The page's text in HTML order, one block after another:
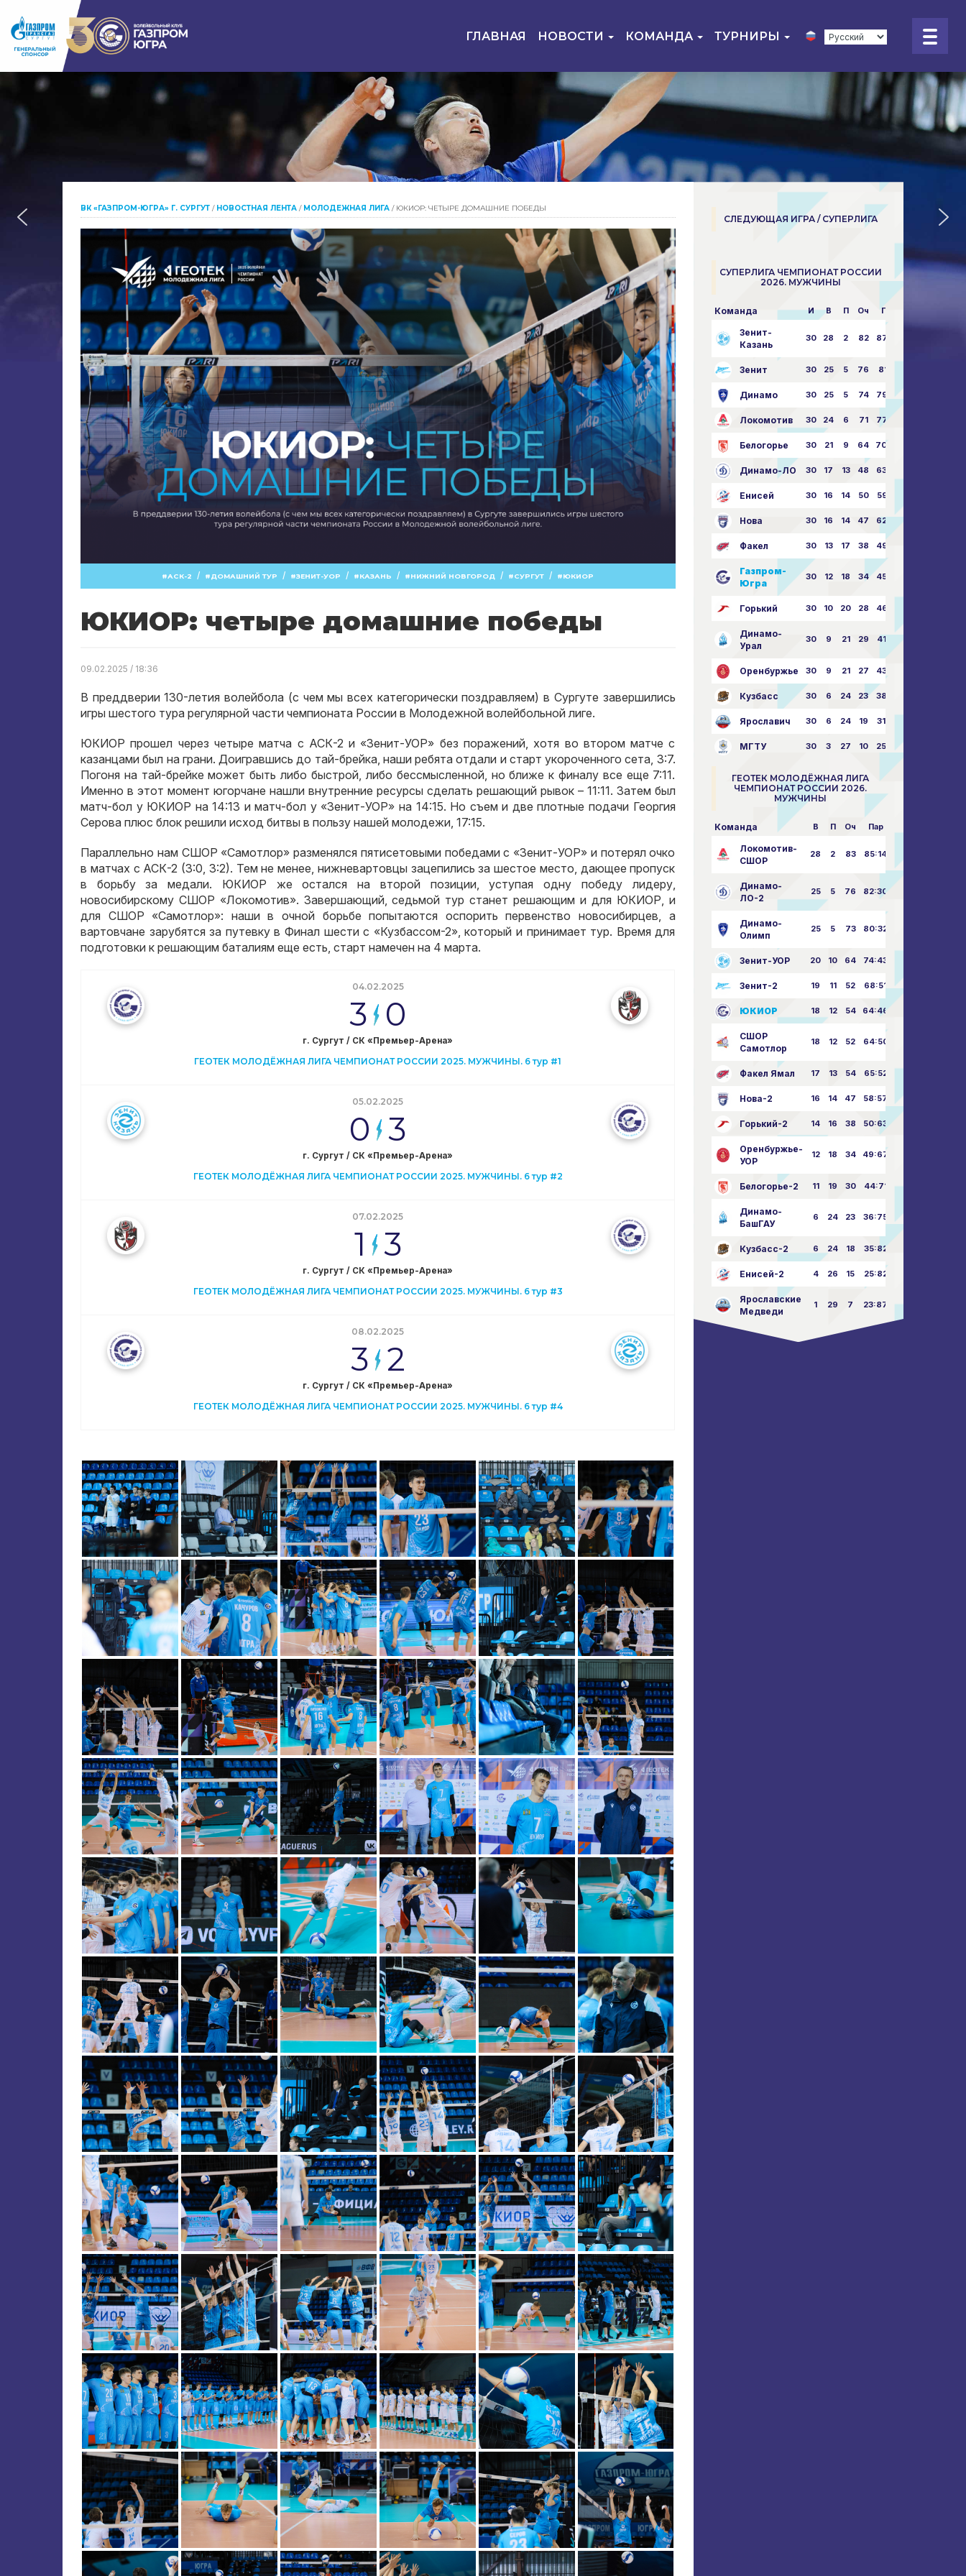
ГЛАВНАЯ НОВОСТИ КОМАНДА ТУРНИРЫ
ВК «ГАЗПРОМ-ЮГРА» Г. СУРГУТ / НОВОСТНАЯ ЛЕНТА / МОЛОДЕЖНАЯ ЛИГА / ЮКИОР: ЧЕТЫРЕ ДОМАШНИЕ ПОБЕДЫ
АСК-2 / ДОМАШНИЙ ТУР / ЗЕНИТ-УОР / КАЗАНЬ / НИЖНИЙ НОВГОРОД / СУРГУТ / ЮКИОР
ЮКИОР: четыре домашние победы
09.02.2025 / 18:36
В преддверии 130-летия волейбола (с чем мы всех категорически поздравляем) в Сургуте завершились
игры шестого тура регулярной части чемпионата России в Молодежной волейбольной лиге.
ЮКИОР прошел через четыре матча с АСК-2 и «Зенит-УОР» без поражений, хотя во втором матче с
казанцами был на грани. Доигравшись до тай-брейка, наши ребята отдали и старт укороченного сета, 3:7.
Погоня на тай-брейке может быть либо быстрой, либо бессмысленной, но ближе к финалу все еще 7:11.
Именно в этот момент югорчане нашли внутренние ресурсы сделать решающий рывок – 11:11. Затем был
матч-бол у ЮКИОР на 14:13 и матч-бол у «Зенит-УОР» на 14:15. Но съем и две плотные подачи Георгия
Серова плюс блок решили исход битвы в пользу нашей молодежи, 17:15.
Параллельно нам СШОР «Самотлор» разменялся пятисетовыми победами с «Зенит-УОР» и потерял очко
в матчах с АСК-2 (3:0, 3:2). Тем не менее, нижневартовцы зацепились за шестое место, дающее пропуск
в борьбу за медали. ЮКИОР же остался на второй позиции, уступая одну победу лидеру,
новосибирскому СШОР «Локомотив». Завершающий, седьмой тур станет решающим и для ЮКИОР, и
для СШОР «Самотлор»: наши в очной борьбе попытаются оспорить первенство новосибирцев, а
вартовчане зарубятся за путевку в Финал шести с «Кузбассом-2», который и принимает тур. Время для
подготовки к решающим баталиям еще есть, старт намечен на 4 марта.
04.02.2025
3 0
г. Сургут / СК «Премьер-Арена»
ГЕОТЕК МОЛОДЁЖНАЯ ЛИГА ЧЕМПИОНАТ РОССИИ 2025. МУЖЧИНЫ. 6 тур #1
05.02.2025
0 3
г. Сургут / СК «Премьер-Арена»
ГЕОТЕК МОЛОДЁЖНАЯ ЛИГА ЧЕМПИОНАТ РОССИИ 2025. МУЖЧИНЫ. 6 тур #2
07.02.2025
1 3
г. Сургут / СК «Премьер-Арена»
ГЕОТЕК МОЛОДЁЖНАЯ ЛИГА ЧЕМПИОНАТ РОССИИ 2025. МУЖЧИНЫ. 6 тур #3
08.02.2025
3 2
г. Сургут / СК «Премьер-Арена»
ГЕОТЕК МОЛОДЁЖНАЯ ЛИГА ЧЕМПИОНАТ РОССИИ 2025. МУЖЧИНЫ. 6 тур #4
СЛЕДУЮЩАЯ ИГРА / СУПЕРЛИГА
СУПЕРЛИГА ЧЕМПИОНАТ РОССИИ
2026. МУЖЧИНЫ
Команда И В П Оч Пар
Зенит-
Казань
30 28 2 82 87:24
Зенит 30 25 5 76 81:21
Динамо 30 25 5 74 79:26
Локомотив 30 24 6 71 77:33
Белогорье 30 21 9 64 70:40
Динамо-ЛО 30 17 13 48 63:57
Енисей 30 16 14 50 59:53
Нова 30 16 14 47 62:58
Факел 30 13 17 38 49:62
Газпром-
Югра
30 12 18 34 45:63
Горький 30 10 20 28 46:73
Динамо-
Урал
30 9 21 29 41:70
Оренбуржье 30 9 21 27 43:73
Кузбасс 30 6 24 23 38:76
Ярославич 30 6 24 19 31:80
МГТУ 30 3 27 10 25:87
ГЕОТЕК МОЛОДЁЖНАЯ ЛИГА
ЧЕМПИОНАТ РОССИИ 2026.
МУЖЧИНЫ
Команда В П Оч Пар
Локомотив-
СШОР
28 2 83 85:14
Динамо-
ЛО-2
25 5 76 82:30
Динамо-
Олимп
25 5 73 80:32
Зенит-УОР 20 10 64 74:43
Зенит-2 19 11 52 68:51
ЮКИОР 18 12 54 64:46
СШОР
Самотлор
18 12 52 64:50
Факел Ямал 17 13 54 65:52
Нова-2 16 14 47 58:57
Горький-2 14 16 38 50:63
Оренбуржье-
УОР
12 18 34 49:67
Белогорье-2 11 19 30 44:71
Динамо-
БашГАУ
6 24 23 36:75
Кузбасс-2 6 24 18 35:82
Енисей-2 4 26 15 25:82
Ярославские
Медведи
1 29 7 23:87